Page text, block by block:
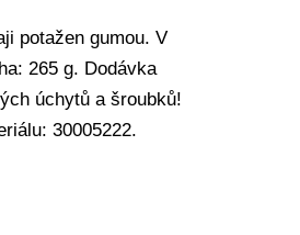
potažen gumou. V
265 g. Dodávka
úchytů a šroubků!
30005222.